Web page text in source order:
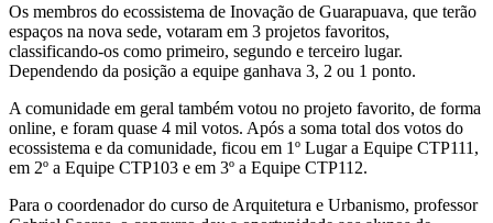
Os membros do ecossistema de Inovação de Guarapuava, que terão
espaços na nova sede, votaram em 3 projetos favoritos,
classificando-os como primeiro, segundo e terceiro lugar.
Dependendo da posição a equipe ganhava 3, 2 ou 1 ponto.
A comunidade em geral também votou no projeto favorito, de forma
online, e foram quase 4 mil votos. Após a soma total dos votos do
ecossistema e da comunidade, ficou em 1º Lugar a Equipe CTP111,
em 2º a Equipe CTP103 e em 3º a Equipe CTP112.
Para o coordenador do curso de Arquitetura e Urbanismo, professor